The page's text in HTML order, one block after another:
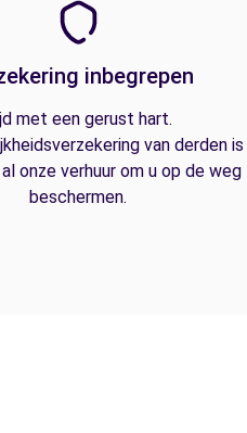
inbegrepen
met een gerust hart.
van derden is
onze verhuur om u op de
beschermen.